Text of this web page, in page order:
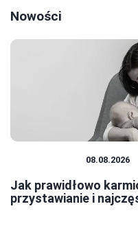
Nowości
08.08.2026
Jak prawidłowo
przystawianie i